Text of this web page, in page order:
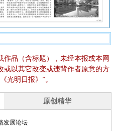
品（含标题），未经本报或本网
或以其它改变或违背作者原意的方
光明日报》”。